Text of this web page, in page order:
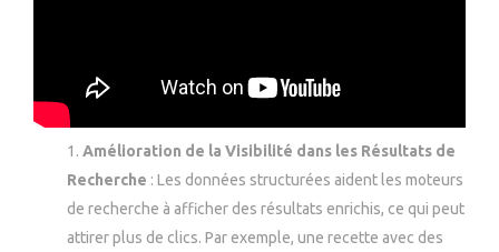
Amélioration de la Visibilité dans les Résultats de
Recherche : Les données structurées aident les moteurs
de recherche à afficher des résultats enrichis, ce qui peut
attirer plus de clics. Par exemple, une recette avec des